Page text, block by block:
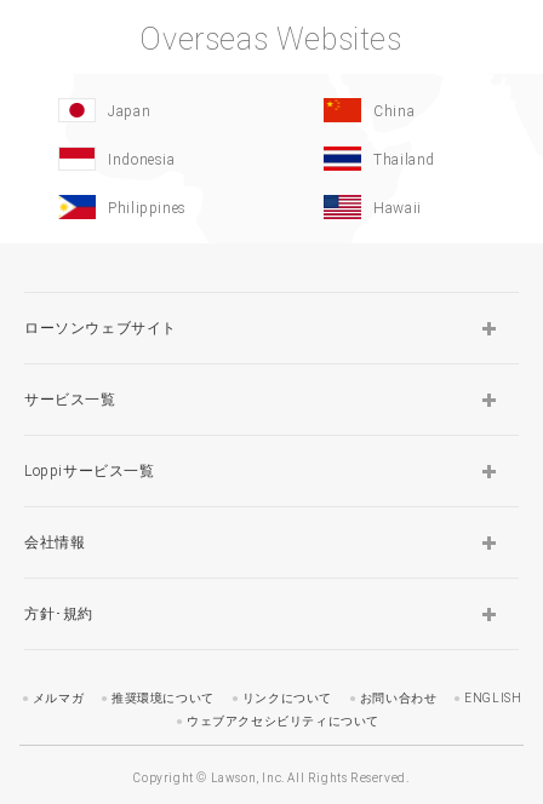
Overseas Websites
Japan China
Indonesia Thailand
Philippines Hawaii
ローソンウェブサイト
サービス一覧
Loppiサービス一覧
会社情報
方針･規約
メルマガ 推奨環境について リンクについて お問い合わせ
ENGLISH
ウェブアクセシビリティについて
Copyright © Lawson, Inc. All Rights Reserved.